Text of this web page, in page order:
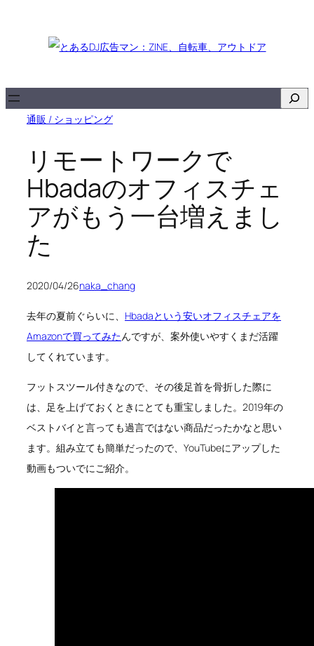
キ
通販 / ショッピング
リモートワークで
Hbadaのオフィスチェ
アがもう一台増えまし
た
2020/04/26naka_chang
去年の夏前ぐらいに、 Hbadaという安いオフィスチェアを
Amazonで買ってみたんですが、案外使いやすくまだ活躍
してくれています。
フットスツール付きなので、その後足首を骨折した際に
は、足を上げておくときにとても重宝しました。2019年の
ベストバイと言っても過言ではない商品だったかなと思い
ます。組み立ても簡単だったので、YouTubeにアップした
動画もついでにご紹介。